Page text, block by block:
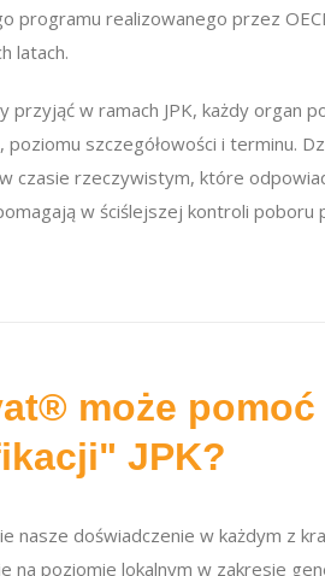
programu realizowanego przez
latach.
przyjąć w ramach JPK, każdy organ
szczegółowości i terminu.
czasie rzeczywistym, które
w ściślejszej kontroli poboru
może
JPK?
nasze doświadczenie w każdym z
poziomie lokalnym w zakresie